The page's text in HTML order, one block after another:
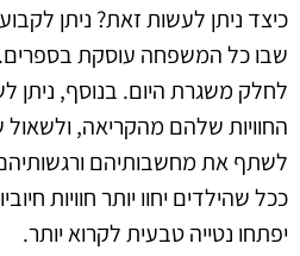
כיצד ניתן לעשות זאת? ניתן
שבו כל המשפחה עוסקת
לחלק משגרת היום. בנוסף, ניתן
החוויות שלהם מהקריאה,
לשתף את מחשבותיהם ורגשותיהם
ככל שהילדים יחוו יותר חוויות
יפתחו נטייה טבעית לקרוא יותר.